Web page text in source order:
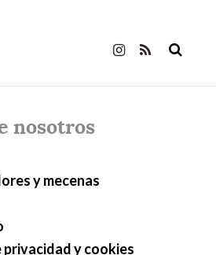
nosotros
y mecenas
y cookies